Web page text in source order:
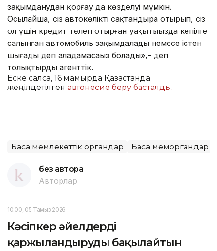
зақымданудан қорғау да көзделуі мүмкін.
Осылайша, сіз автокөлікті сақтандыра отырып, сіз
ол үшін кредит төлеп отырған уақытыңызда кепілге
салынған автомобиль зақымдалады немесе істен
шығады деп алаңдамасаңыз болады»,- деп
толықтырды агенттік.
Еске салсақ, 16 мамырда Қазақстанда
жеңілдетілген автонесие беру басталды.
Басқа мемлекеттік органдар Басқа меморгандар
без автора
Авторлар
10:00, 05 Тамыз 2026
Кәсіпкер әйелдерді
қаржыландыруды бақылайтын